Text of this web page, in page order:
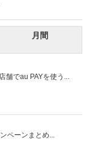
月間
舗でau PAYを使う...
ペーンまとめ...